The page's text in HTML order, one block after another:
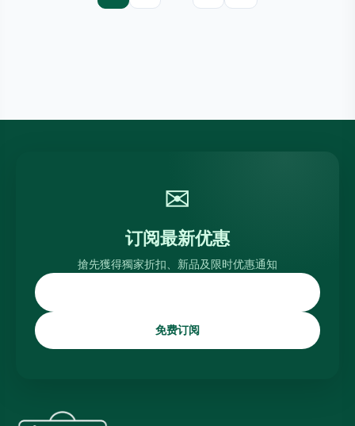
✉
订阅最新优惠
搶先獲得獨家折扣、新品及限时优惠通知
免费订阅